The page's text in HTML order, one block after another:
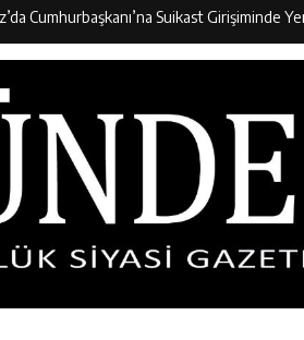
Cumhurbaşkanı’na Suikast Girişiminde
Erzincan’da “Salı Sohbetleri”ne Konuk
Finale Yükseldi